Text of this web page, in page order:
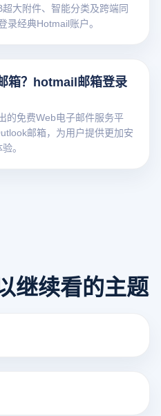
大附件、智能分类及跨端同
经典Hotmail账户。
箱？hotmail邮箱登录
的免费Web电子邮件服务平
邮箱，为用户提供更加安
。
继续看的主题